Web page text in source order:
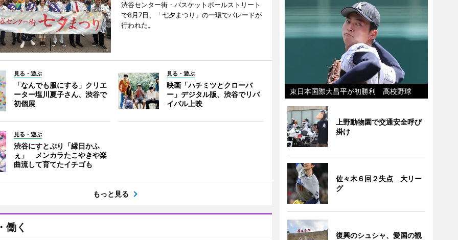
渋谷センター街・バスケットボールストリート
で8月7日、「七夕まつり」の一環でパレードが
行われた。
見る・遊ぶ
「なんでも服にする」クリエ
ーター塩川夏子さん、渋谷で
初個展
見る・遊ぶ
映画「ハチミツとクローバ
ー」デジタル版、渋谷でリバ
イバル上映
見る・遊ぶ
渋谷にすとぷり「縁日かふ
ぇ」 メンカラたこやきや楽
曲流して育てたイチゴも
もっと見る
働く
東日本国際大昌平が初勝利 高校野球
上野動物園で交通安全呼び
掛け
佐々木６回２失点 大リー
グ
復興のシュシャ、愛国の観